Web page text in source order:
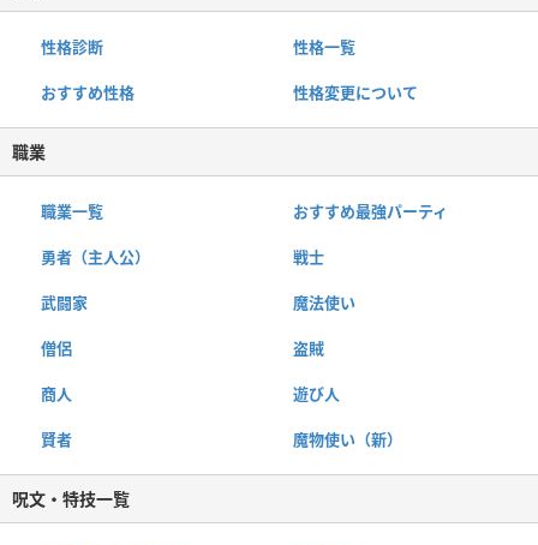
性格診断 性格一覧
おすすめ性格 性格変更について
職業
職業一覧 おすすめ最強パーティ
勇者（主人公） 戦士
武闘家 魔法使い
僧侶 盗賊
商人 遊び人
賢者 魔物使い（新）
呪文・特技一覧